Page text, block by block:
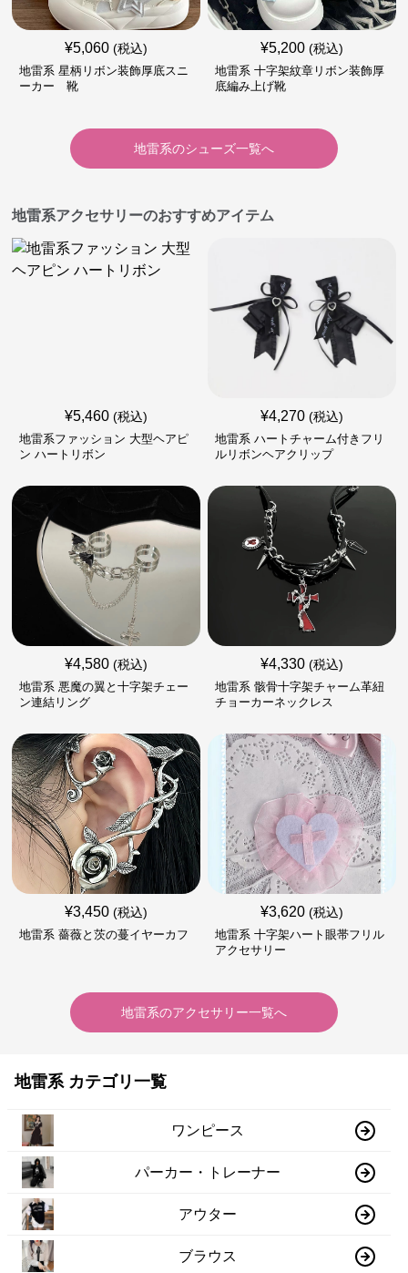
¥5,060 (税込)
地雷系 星柄リボン装飾厚底スニ
ーカー 靴
¥5,200 (税込)
地雷系 十字架紋章リボン装飾厚
底編み上げ靴
地雷系のシューズ一覧へ
地雷系アクセサリーのおすすめアイテム
¥5,460 (税込)
地雷系ファッション 大型ヘアピ
ン ハートリボン
¥4,270 (税込)
地雷系 ハートチャーム付きフリ
ルリボンヘアクリップ
¥4,580 (税込)
地雷系 悪魔の翼と十字架チェー
ン連結リング
¥4,330 (税込)
地雷系 骸骨十字架チャーム革紐
チョーカーネックレス
¥3,450 (税込)
地雷系 薔薇と茨の蔓イヤーカフ
¥3,620 (税込)
地雷系 十字架ハート眼帯フリル
アクセサリー
地雷系のアクセサリー一覧へ
地雷系 カテゴリ一覧
ワンピース
パーカー・トレーナー
アウター
ブラウス